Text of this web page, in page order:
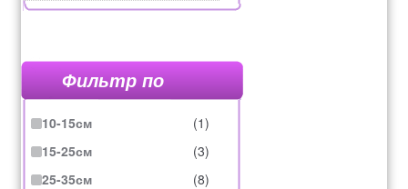
Фильтр по
10-15см
(1)
15-25см
(3)
25-35см
(8)